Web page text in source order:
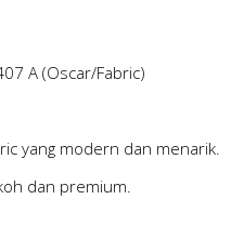
A (Oscar/Fabric)
yang modern dan menarik.
dan premium.